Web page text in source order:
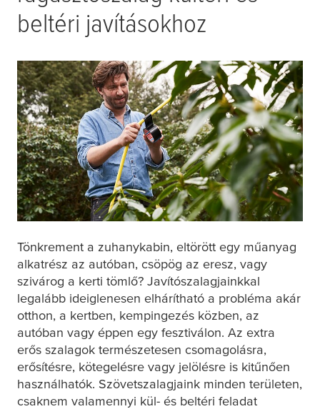
beltéri javításokhoz
Tönkrement a zuhanykabin, eltörött egy műanyag
alkatrész az autóban, csöpög az eresz, vagy
szivárog a kerti tömlő? Javítószalagjainkkal
legalább ideiglenesen elhárítható a probléma akár
otthon, a kertben, kempingezés közben, az
autóban vagy éppen egy fesztiválon. Az extra
erős szalagok természetesen csomagolásra,
erősítésre, kötegelésre vagy jelölésre is kitűnően
használhatók. Szövetszalagjaink minden területen,
csaknem valamennyi kül- és beltéri feladat